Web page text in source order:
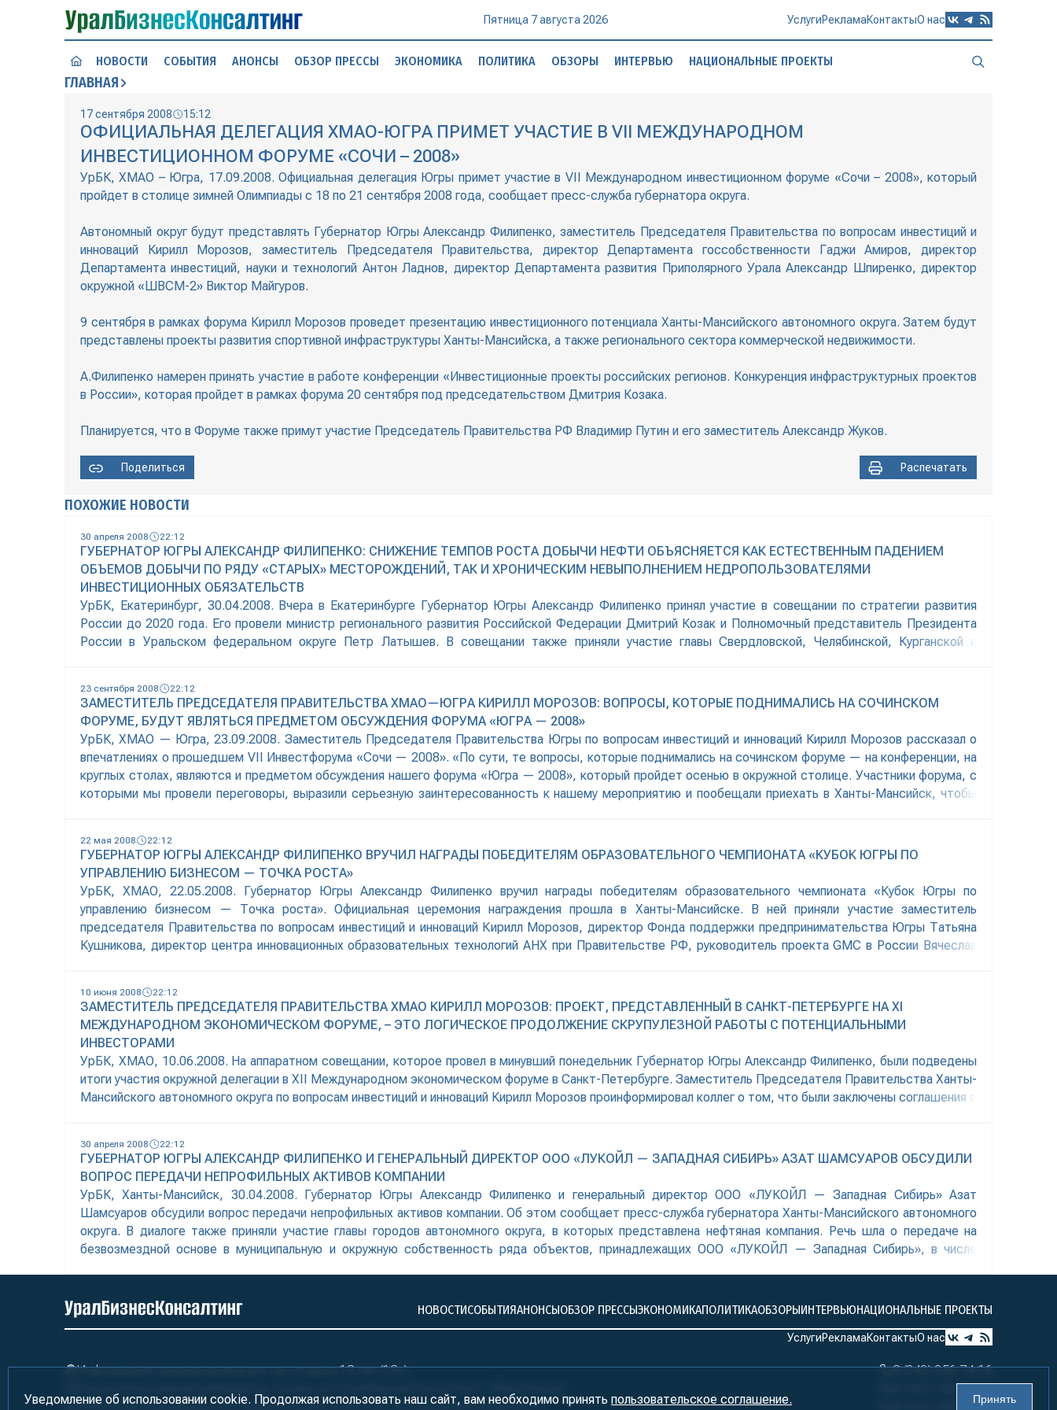
Пятница 7 августа 2026 УслугиРекламаКонтактыО нас
НОВОСТИ СОБЫТИЯ АНОНСЫ ОБЗОР ПРЕССЫ ЭКОНОМИКА ПОЛИТИКА ОБЗОРЫ ИНТЕРВЬЮ НАЦИОНАЛЬНЫЕ ПРОЕКТЫ
ГЛАВНАЯ
17 сентября 2008 15:12
ОФИЦИАЛЬНАЯ ДЕЛЕГАЦИЯ ХМАО-ЮГРА ПРИМЕТ УЧАСТИЕ В VII МЕЖДУНАРОДНОМ
ИНВЕСТИЦИОННОМ ФОРУМЕ «СОЧИ – 2008»
УрБК, ХМАО – Югра, 17.09.2008. Официальная делегация Югры примет участие в VII Международном инвестиционном форуме «Сочи – 2008», который
пройдет в столице зимней Олимпиады с 18 по 21 сентября 2008 года, сообщает пресс-служба губернатора округа.
Автономный округ будут представлять Губернатор Югры Александр Филипенко, заместитель Председателя Правительства по вопросам инвестиций и
инноваций Кирилл Морозов, заместитель Председателя Правительства, директор Департамента госсобственности Гаджи Амиров, директор
Департамента инвестиций, науки и технологий Антон Ладнов, директор Департамента развития Приполярного Урала Александр Шпиренко, директор
окружной «ШВСМ-2» Виктор Майгуров.
9 сентября в рамках форума Кирилл Морозов проведет презентацию инвестиционного потенциала Ханты-Мансийского автономного округа. Затем будут
представлены проекты развития спортивной инфраструктуры Ханты-Мансийска, а также регионального сектора коммерческой недвижимости.
А.Филипенко намерен принять участие в работе конференции «Инвестиционные проекты российских регионов. Конкуренция инфраструктурных проектов
в России», которая пройдет в рамках форума 20 сентября под председательством Дмитрия Козака.
Планируется, что в Форуме также примут участие Председатель Правительства РФ Владимир Путин и его заместитель Александр Жуков.
Поделиться Распечатать
ПОХОЖИЕ НОВОСТИ
30 апреля 2008 22:12
ГУБЕРНАТОР ЮГРЫ АЛЕКСАНДР ФИЛИПЕНКО: СНИЖЕНИЕ ТЕМПОВ РОСТА ДОБЫЧИ НЕФТИ ОБЪЯСНЯЕТСЯ КАК ЕСТЕСТВЕННЫМ ПАДЕНИЕМ
ОБЪЕМОВ ДОБЫЧИ ПО РЯДУ «СТАРЫХ» МЕСТОРОЖДЕНИЙ, ТАК И ХРОНИЧЕСКИМ НЕВЫПОЛНЕНИЕМ НЕДРОПОЛЬЗОВАТЕЛЯМИ
ИНВЕСТИЦИОННЫХ ОБЯЗАТЕЛЬСТВ
УрБК, Екатеринбург, 30.04.2008. Вчера в Екатеринбурге Губернатор Югры Александр Филипенко принял участие в совещании по стратегии развития
России до 2020 года. Его провели министр регионального развития Российской Федерации Дмитрий Козак и Полномочный представитель Президента
России в Уральском федеральном округе Петр Латышев. В совещании также приняли участие главы Свердловской, Челябинской, Курганской и
23 сентября 2008 22:12
ЗАМЕСТИТЕЛЬ ПРЕДСЕДАТЕЛЯ ПРАВИТЕЛЬСТВА ХМАО—ЮГРА КИРИЛЛ МОРОЗОВ: ВОПРОСЫ, КОТОРЫЕ ПОДНИМАЛИСЬ НА СОЧИНСКОМ
ФОРУМЕ, БУДУТ ЯВЛЯТЬСЯ ПРЕДМЕТОМ ОБСУЖДЕНИЯ ФОРУМА «ЮГРА — 2008»
УрБК, ХМАО — Югра, 23.09.2008. Заместитель Председателя Правительства Югры по вопросам инвестиций и инноваций Кирилл Морозов рассказал о
впечатлениях о прошедшем VII Инвестфорума «Сочи — 2008». «По сути, те вопросы, которые поднимались на сочинском форуме — на конференции, на
круглых столах, являются и предметом обсуждения нашего форума «Югра — 2008», который пройдет осенью в окружной столице. Участники форума, с
которыми мы провели переговоры, выразили серьезную заинтересованность к нашему мероприятию и пообещали приехать в Ханты-Мансийск, чтобы
22 мая 2008 22:12
ГУБЕРНАТОР ЮГРЫ АЛЕКСАНДР ФИЛИПЕНКО ВРУЧИЛ НАГРАДЫ ПОБЕДИТЕЛЯМ ОБРАЗОВАТЕЛЬНОГО ЧЕМПИОНАТА «КУБОК ЮГРЫ ПО
УПРАВЛЕНИЮ БИЗНЕСОМ — ТОЧКА РОСТА»
УрБК, ХМАО, 22.05.2008. Губернатор Югры Александр Филипенко вручил награды победителям образовательного чемпионата «Кубок Югры по
управлению бизнесом — Точка роста». Официальная церемония награждения прошла в Ханты-Мансийске. В ней приняли участие заместитель
председателя Правительства по вопросам инвестиций и инноваций Кирилл Морозов, директор Фонда поддержки предпринимательства Югры Татьяна
Кушникова, директор центра инновационных образовательных технологий АНХ при Правительстве РФ, руководитель проекта GMC в России Вячеслав
10 июня 2008 22:12
ЗАМЕСТИТЕЛЬ ПРЕДСЕДАТЕЛЯ ПРАВИТЕЛЬСТВА ХМАО КИРИЛЛ МОРОЗОВ: ПРОЕКТ, ПРЕДСТАВЛЕННЫЙ В САНКТ-ПЕТЕРБУРГЕ НА XI
МЕЖДУНАРОДНОМ ЭКОНОМИЧЕСКОМ ФОРУМЕ, – ЭТО ЛОГИЧЕСКОЕ ПРОДОЛЖЕНИЕ СКРУПУЛЕЗНОЙ РАБОТЫ С ПОТЕНЦИАЛЬНЫМИ
ИНВЕСТОРАМИ
УрБК, ХМАО, 10.06.2008. На аппаратном совещании, которое провел в минувший понедельник Губернатор Югры Александр Филипенко, были подведены
итоги участия окружной делегации в XII Международном экономическом форуме в Санкт-Петербурге. Заместитель Председателя Правительства Ханты-
Мансийского автономного округа по вопросам инвестиций и инноваций Кирилл Морозов проинформировал коллег о том, что были заключены соглашения о
30 апреля 2008 22:12
ГУБЕРНАТОР ЮГРЫ АЛЕКСАНДР ФИЛИПЕНКО И ГЕНЕРАЛЬНЫЙ ДИРЕКТОР ООО «ЛУКОЙЛ — ЗАПАДНАЯ СИБИРЬ» АЗАТ ШАМСУАРОВ ОБСУДИЛИ
ВОПРОС ПЕРЕДАЧИ НЕПРОФИЛЬНЫХ АКТИВОВ КОМПАНИИ
УрБК, Ханты-Мансийск, 30.04.2008. Губернатор Югры Александр Филипенко и генеральный директор ООО «ЛУКОЙЛ — Западная Сибирь» Азат
Шамсуаров обсудили вопрос передачи непрофильных активов компании. Об этом сообщает пресс-служба губернатора Ханты-Мансийского автономного
округа. В диалоге также приняли участие главы городов автономного округа, в которых представлена нефтяная компания. Речь шла о передаче на
безвозмездной основе в муниципальную и окружную собственность ряда объектов, принадлежащих ООО «ЛУКОЙЛ — Западная Сибирь», в числе
НОВОСТИСОБЫТИЯАНОНСЫОБЗОР ПРЕССЫЭКОНОМИКАПОЛИТИКАОБЗОРЫИНТЕРВЬЮНАЦИОНАЛЬНЫЕ ПРОЕКТЫ
УслугиРекламаКонтактыО нас
Информация предназначена для лиц старше 18 лет (18+)
2000-2026Информационно-аналитическое агентство «УралБизнесКонсалтинг»
8 (343) 356-74-16
8 (343) 356-74-17
8 (343) 356-74-18
Уведомление об использовании cookie. Продолжая использовать наш сайт, вам необходимо принять пользовательское соглашение. Принять